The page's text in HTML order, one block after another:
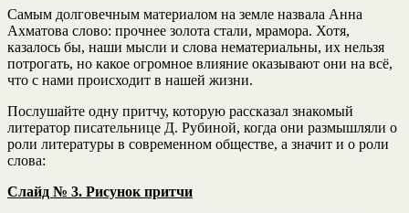
Самым долговечным материалом на земле назвала Анна
Ахматова слово: прочнее золота стали, мрамора. Хотя,
казалось бы, наши мысли и слова нематериальны, их нельзя
потрогать, но какое огромное влияние оказывают они на всё,
что с нами происходит в нашей жизни.
Послушайте одну притчу, которую рассказал знакомый
литератор писательнице Д. Рубиной, когда они размышляли о
роли литературы в современном обществе, а значит и о роли
слова:
Слайд № 3. Рисунок притчи